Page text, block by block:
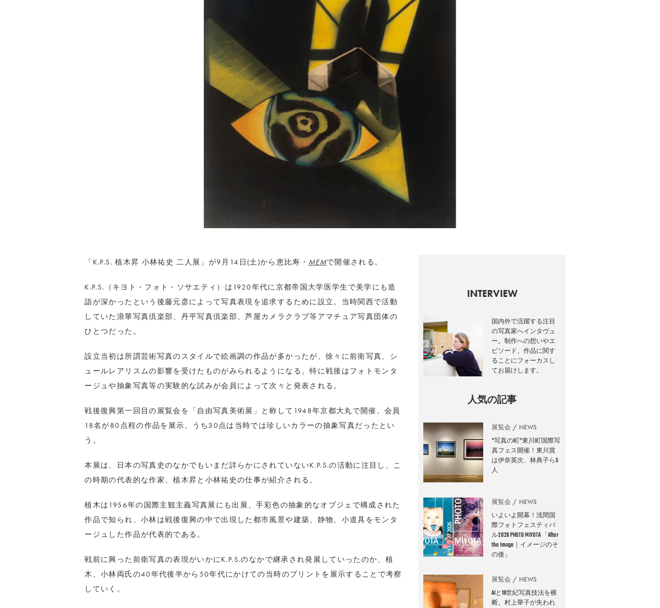
「K.P.S. 植木昇 小林祐史 二人展」が9月14日(土)から恵比寿・ MEMで開催される。
K.P.S.（キヨト・フォト・ソサエティ）は1920年代に京都帝国大学医学生で美学にも造
詣が深かったという後藤元彦によって写真表現を追求するために設立。当時関西で活動
していた浪華写真倶楽部、丹平写真倶楽部、芦屋カメラクラブ等アマチュア写真団体の
ひとつだった。
設立当初は所謂芸術写真のスタイルで絵画調の作品が多かったが、徐々に前衛写真、シ
ュールレアリスムの影響を受けたものがみられるようになる。特に戦後はフォトモンタ
ージュや抽象写真等の実験的な試みが会員によって次々と発表される。
戦後復興第一回目の展覧会を「自由写真美術展」と称して1948年京都大丸で開催。会員
18名が80点程の作品を展示、うち30点は当時では珍しいカラーの抽象写真だったとい
う。
本展は、日本の写真史のなかでもいまだ詳らかにされていないK.P.S.の活動に注目し、こ
の時期の代表的な作家、植木昇と小林祐史の仕事が紹介される。
植木は1956年の国際主観主義写真展にも出展、手彩色の抽象的なオブジェで構成された
作品で知られ、小林は戦後復興の中で出現した都市風景や建築、静物、小道具をモンタ
ージュした作品が代表的である。
戦前に興った前衛写真の表現がいかにK.P.S.のなかで継承され発展していったのか、植
木、小林両氏の40年代後半から50年代にかけての当時のプリントを展示することで考察
していく。
INTERVIEW
国内外で活躍する注目
の写真家へインタヴュ
ー。制作への想いやエ
ピソード、作品に関す
ることにフォーカスし
てお届けします。
人気の記事
展覧会 NEWS
”写真の町”東川町国際写
真フェス開催！東川賞
は伊奈英次、林典子ら5
人
展覧会 NEWS
いよいよ開幕！浅間国
際フォトフェスティバ
ル2026 PHOTO MIYOTA 「After
the Image｜イメージのそ
の後」
展覧会 NEWS
AIと19世紀写真技法を横
断。村上華子が失われ